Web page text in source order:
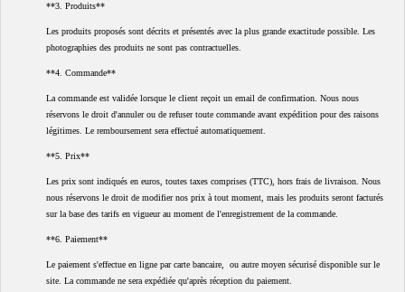
**3. Produits**
Les produits proposés sont décrits et présentés avec la plus grande exactitude possible. Les
photographies des produits ne sont pas contractuelles.
**4. Commande**
La commande est validée lorsque le client reçoit un email de confirmation. Nous nous
réservons le droit d'annuler ou de refuser toute commande avant expédition pour des raisons
légitimes. Le remboursement sera effectué automatiquement.
**5. Prix**
Les prix sont indiqués en euros, toutes taxes comprises (TTC), hors frais de livraison. Nous
nous réservons le droit de modifier nos prix à tout moment, mais les produits seront facturés
sur la base des tarifs en vigueur au moment de l'enregistrement de la commande.
**6. Paiement**
Le paiement s'effectue en ligne par carte bancaire, ou autre moyen sécurisé disponible sur le
site. La commande ne sera expédiée qu'après réception du paiement.